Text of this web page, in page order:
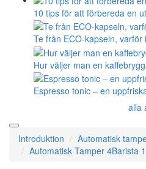
10 tips för att förbereda en
Te från ECO-kapseln, varför
Hur väljer man en
Espresso tonic – en
alla
Introduktion
Automatisk
Automatisk Tamper 4Barista